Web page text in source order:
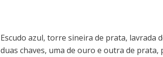
Escudo azul, torre sineira de prata, lavrada
duas chaves, uma de ouro e outra de prata,